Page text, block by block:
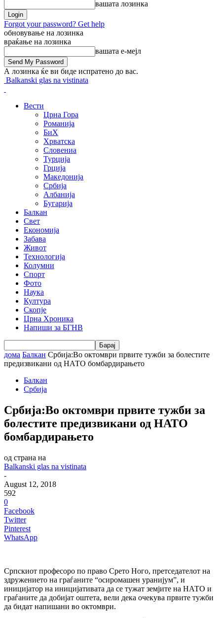
вашата лозинка
Forgot your password? Get help
обновување на лозинка
враќање на лозинка
вашата е-мејл
А лозинка ќе ви биде испратено до вас.
Balkanski glas na vistinata
Вести
Црна Гора
Романија
БиХ
Хрватска
Словениа
Турција
Грција
Македонија
Србија
Албанија
Бугарија
Балкан
Свет
Економија
Забава
Живот
Технологија
Колумни
Спорт
Фото
Наука
Култура
Скопје
Црна Хроника
Напиши за БГНВ
дома Балкан Србија:Во октомври првите тужби за болестите
предизвикани од НАТО бомбардирањето
Балкан
Србија
Србија:Во октомври првите тужби за
болестите предизвикани од НАТО
бомбардирањето
од страна на
Balkanski glas na vistinata
-
August 12, 2018
592
0
Facebook
Twitter
Pinterest
WhatsApp
Српскиот професоро по право Срето Ного, претседателот на
здружението на граѓаните “осиромашен уранијум”, и
иницијатор на иницијативата да се тужат земјите на НАТО и
граѓаните да добијат оштета, вели дека очекува првите тужби
да бидат напишани во октомври.